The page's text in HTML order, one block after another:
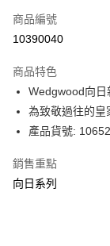
商品編號
10390040
商品特色
Wedgwood向日
為致敬過往的皇
產品貨號:
銷售重點
向日系列